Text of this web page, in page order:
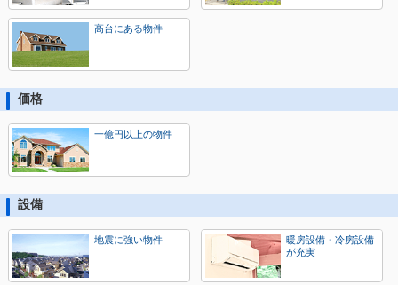
高台にある物件
価格
一億円以上の物件
設備
地震に強い物件
暖房設備・冷房設備
が充実